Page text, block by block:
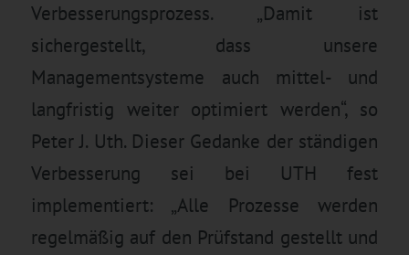
Verbesserungsprozess. „Damit ist
sichergestellt, dass unsere
Managementsysteme auch mittel- und
langfristig weiter optimiert werden“, so
Peter J. Uth. Dieser Gedanke der ständigen
Verbesserung sei bei UTH fest
implementiert: „Alle Prozesse werden
regelmäßig auf den Prüfstand gestellt und